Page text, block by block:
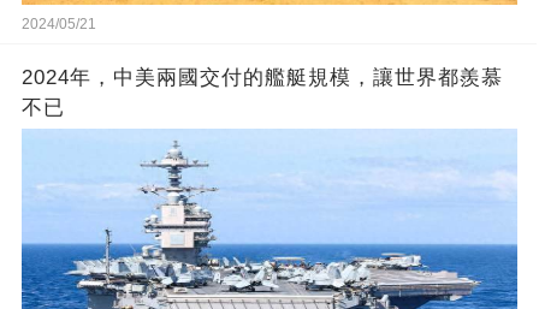
2024/05/21
2024年，中美兩國交付的艦艇規模，讓世界都羨慕
不已